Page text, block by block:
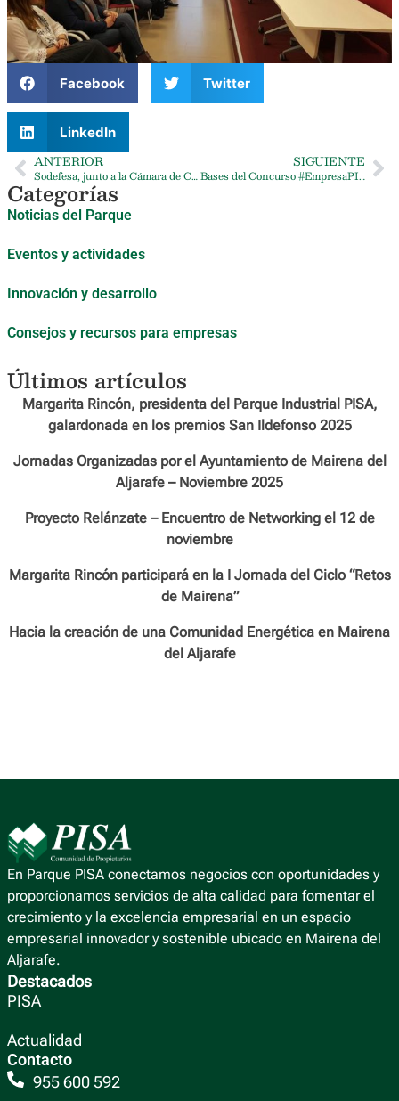
Facebook Twitter
LinkedIn
ANTERIOR
Sodefesa, junto a la Cámara de Comercio, organizan una jornada empresarial en ARIETE
SIGUIENTE
Bases del Concurso #EmpresaPISA
Categorías
Noticias del Parque
Eventos y actividades
Innovación y desarrollo
Consejos y recursos para empresas
Últimos artículos
Margarita Rincón, presidenta del Parque Industrial PISA,
galardonada en los premios San Ildefonso 2025
Jornadas Organizadas por el Ayuntamiento de Mairena del
Aljarafe – Noviembre 2025
Proyecto Relánzate – Encuentro de Networking el 12 de
noviembre
Margarita Rincón participará en la I Jornada del Ciclo “Retos
de Mairena”
Hacia la creación de una Comunidad Energética en Mairena
del Aljarafe
En Parque PISA conectamos negocios con oportunidades y
proporcionamos servicios de alta calidad para fomentar el
crecimiento y la excelencia empresarial en un espacio
empresarial innovador y sostenible ubicado en Mairena del
Aljarafe.
Destacados
PISA
Actualidad
Contacto
955 600 592